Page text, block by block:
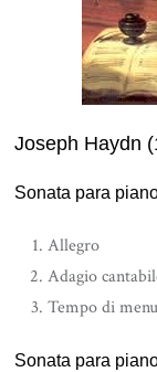
Joseph Haydn
Sonata para
Allegro
Adagio
Tempo di
Sonata para